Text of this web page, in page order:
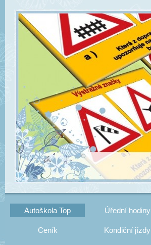
Autoškola Top Úřední hodiny
Ceník Kondiční jízdy